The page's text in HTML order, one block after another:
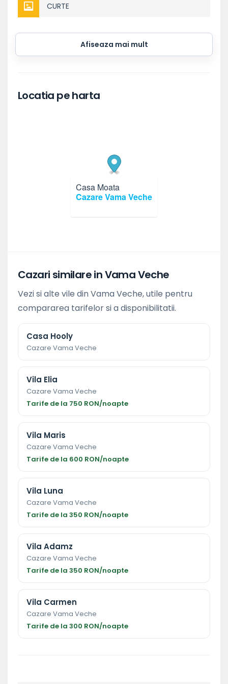
CURTE
Afiseaza mai mult
Locatia pe harta
Casa Moata
Cazare Vama Veche
Cazari similare in Vama Veche
Vezi si alte vile din Vama Veche, utile pentru
compararea tarifelor si a disponibilitatii.
Casa Hooly
Cazare Vama Veche
Vila Elia
Cazare Vama Veche
Tarife de la 750 RON/noapte
Vila Maris
Cazare Vama Veche
Tarife de la 600 RON/noapte
Vila Luna
Cazare Vama Veche
Tarife de la 350 RON/noapte
Vila Adamz
Cazare Vama Veche
Tarife de la 350 RON/noapte
Vila Carmen
Cazare Vama Veche
Tarife de la 300 RON/noapte